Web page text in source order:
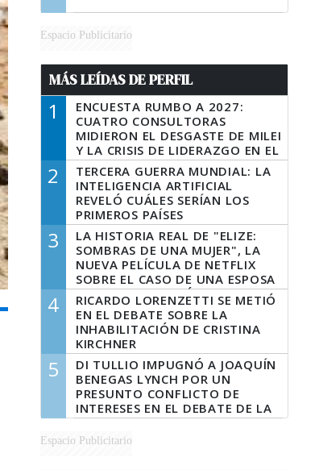
Espacio Publicitario
MÁS LEÍDAS DE PERFIL
1
ENCUESTA RUMBO A 2027:
CUATRO CONSULTORAS
MIDIERON EL DESGASTE DE MILEI
Y LA CRISIS DE LIDERAZGO EN EL
PERONISMO
2
TERCERA GUERRA MUNDIAL: LA
INTELIGENCIA ARTIFICIAL
REVELÓ CUÁLES SERÍAN LOS
PRIMEROS PAÍSES
LATINOAMERICANOS EN SER
DERROTADOS
3
LA HISTORIA REAL DE "ELIZE:
SOMBRAS DE UNA MUJER", LA
NUEVA PELÍCULA DE NETFLIX
SOBRE EL CASO DE UNA ESPOSA
QUE DESCUARTIZÓ A SU
MARIDO
4
RICARDO LORENZETTI SE METIÓ
EN EL DEBATE SOBRE LA
INHABILITACIÓN DE CRISTINA
KIRCHNER
5
DI TULLIO IMPUGNÓ A JOAQUÍN
BENEGAS LYNCH POR UN
PRESUNTO CONFLICTO DE
INTERESES EN EL DEBATE DE LA
LEY DE TIERRAS
Espacio Publicitario